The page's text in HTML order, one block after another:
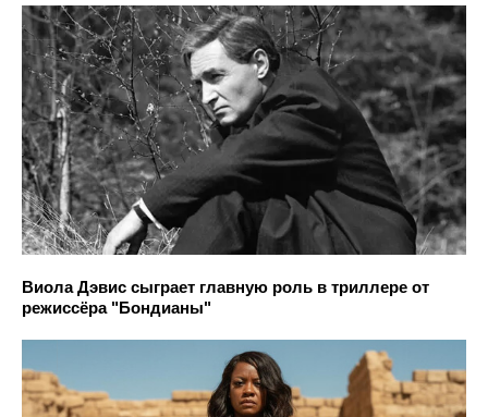
Виола Дэвис сыграет главную роль в триллере от
режиссёра "Бондианы"